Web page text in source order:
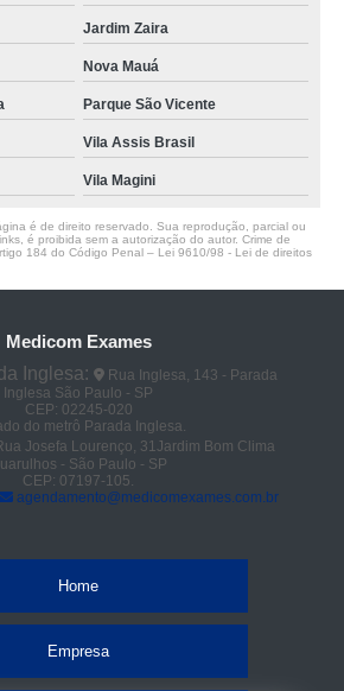
Jardim Zaira
Nova Mauá
Parque São Vicente
Vila Assis Brasil
Vila Magini
é de direito reservado. Sua reprodução, parcial ou
é proibida sem a autorização do autor. Crime de
184 do Código Penal – Lei 9610/98 - Lei de direitos
Medicom Exames
Inglesa:
Rua Inglesa, 143 - Parada
Inglesa São Paulo - SP
CEP: 02245-020
do metrô Parada Inglesa.
Josefa Lourenço, 31Jardim Bom Clima
- São Paulo - SP
CEP: 07197-105.
agendamento@medicomexames.com.br
Home
Empresa